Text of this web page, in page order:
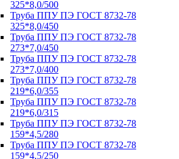
325*8,0/500
Труба ППУ ПЭ ГОСТ 8732-78
325*8,0/450
Труба ППУ ПЭ ГОСТ 8732-78
273*7,0/450
Труба ППУ ПЭ ГОСТ 8732-78
273*7,0/400
Труба ППУ ПЭ ГОСТ 8732-78
219*6,0/355
Труба ППУ ПЭ ГОСТ 8732-78
219*6,0/315
Труба ППУ ПЭ ГОСТ 8732-78
159*4,5/280
Труба ППУ ПЭ ГОСТ 8732-78
159*4,5/250